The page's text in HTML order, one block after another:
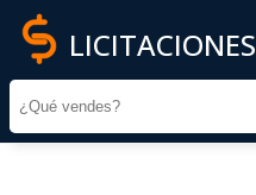
LICITACIONES